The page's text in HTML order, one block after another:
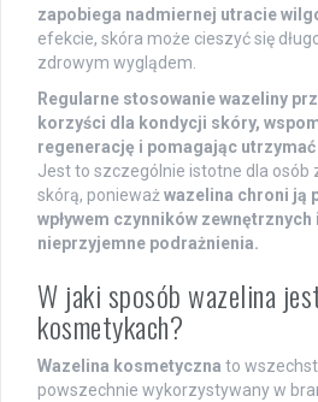
zapobiega nadmiernej utracie
efekcie, skóra może cieszyć się
zdrowym wyglądem.
Regularne stosowanie wazeliny
korzyści dla kondycji skóry,
regenerację i pomagając
Jest to szczególnie istotne dla osób
skórą, ponieważwazelina chroni ją
wpływem czynników
nieprzyjemne podrażnienia.
W jaki sposób wazelina
kosmetykach?
Wazelina kosmetyczna to
powszechnie wykorzystywany w